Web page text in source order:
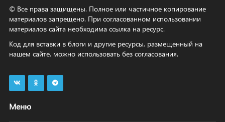
© Все права защищены. Полное или частичное копирование
материалов запрещено. При согласованном использовании
материалов сайта необходима ссылка на ресурс.
Код для вставки в блоги и другие ресурсы, размещенный на
нашем сайте, можно использовать без согласования.
Меню